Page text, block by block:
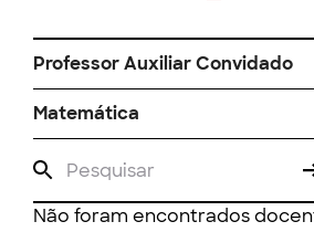
Professor Auxiliar Convidado
Matemática
Não foram encontrados